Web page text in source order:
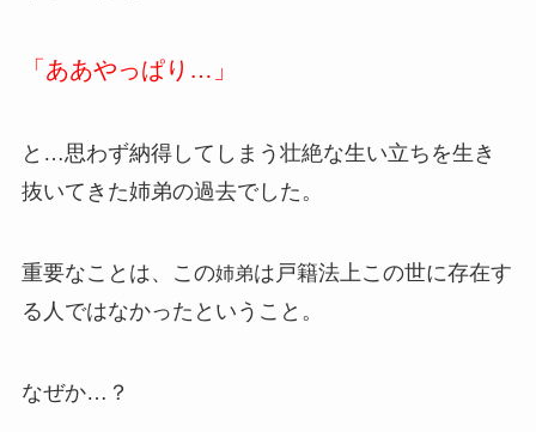
「ああやっぱり…」
と…思わず納得してしまう壮絶な生い立ちを生き
抜いてきた姉弟の過去でした。
重要なことは、この姉弟は戸籍法上この世に存在す
る人ではなかったということ。
なぜか…？